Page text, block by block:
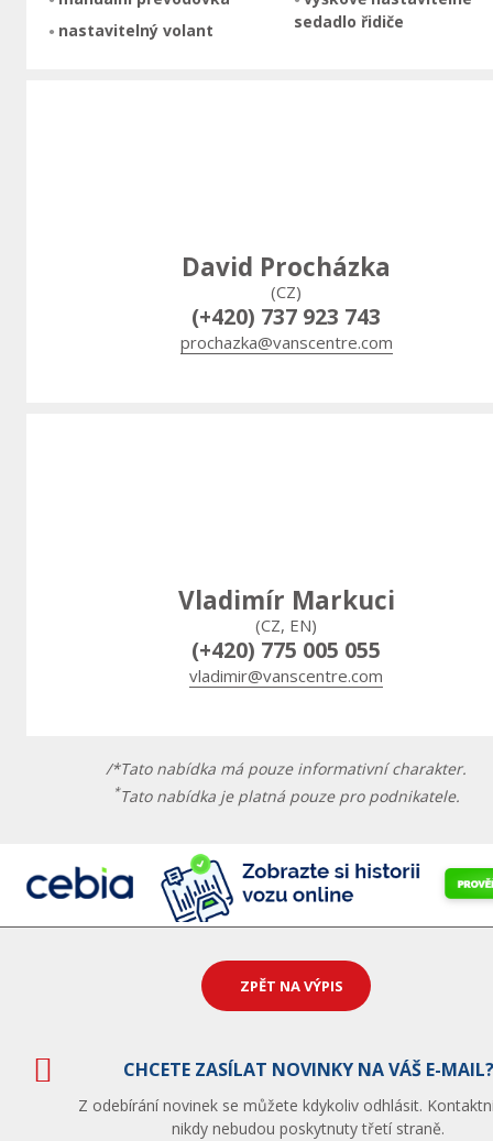
nastavitelný volant
sedadlo řidiče
David Procházka
(CZ)
(+420) 737 923 743
prochazka@vanscentre.com
Vladimír Markuci
(CZ, EN)
(+420) 775 005 055
vladimir@vanscentre.com
/*Tato nabídka má pouze informativní charakter.
*Tato nabídka je platná pouze pro podnikatele.
ZPĚT NA VÝPIS
CHCETE ZASÍLAT NOVINKY NA VÁŠ E-MAIL?
Z odebírání novinek se můžete kdykoliv odhlásit.
nikdy nebudou poskytnuty třetí straně.